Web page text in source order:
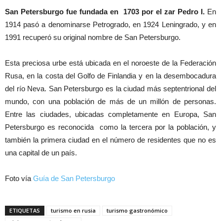
San Petersburgo fue fundada en 1703 por el zar Pedro I. En
1914 pasó a denominarse Petrogrado, en 1924 Leningrado, y en
1991 recuperó su original nombre de San Petersburgo.
Esta preciosa urbe está ubicada en el noroeste de la Federación
Rusa, en la costa del Golfo de Finlandia y en la desembocadura
del río Neva. San Petersburgo es la ciudad más septentrional del
mundo, con una población de más de un millón de personas.
Entre las ciudades, ubicadas completamente en Europa, San
Petersburgo es reconocida como la tercera por la población, y
también la primera ciudad en el número de residentes que no es
una capital de un país.
Foto vía Guía de San Petersburgo
ETIQUETAS turismo en rusia
turismo gastronómico